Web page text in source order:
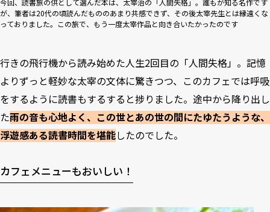
今回、読書旅の供として選んだ本は、太宰治の「人間失格」。誰もが知る名作です
が、筆者は20代の頃読んだもののあまり共感できず、その後太宰先生とは縁遠くな
っておりました。この旅で、もう一度太宰作品と向き合いたかったのです
行きの飛行機から読み始めた人生2回目の「人間失格」。記憶
よりずっと軽妙な太宰の文体に驚きつつ、このカフェでは呼吸
をするように読書もするすると捗りました。途中から降り出し
た雨の音も心地よく、この世とあの世の間にたゆたうような、
浮遊感ある読書時間を堪能したのでした。
カフェメニューもおいしい！